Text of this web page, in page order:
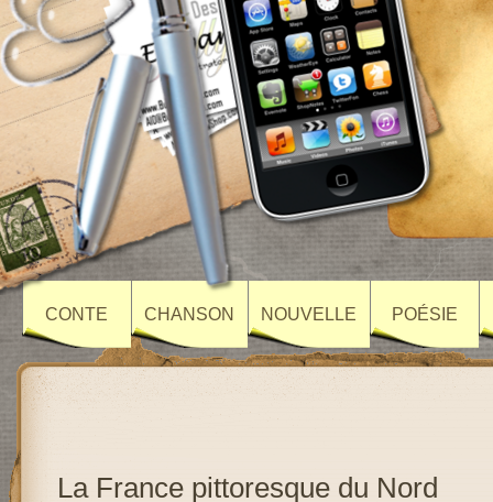
CONTE CHANSON NOUVELLE POÉSIE
La France pittoresque du Nord